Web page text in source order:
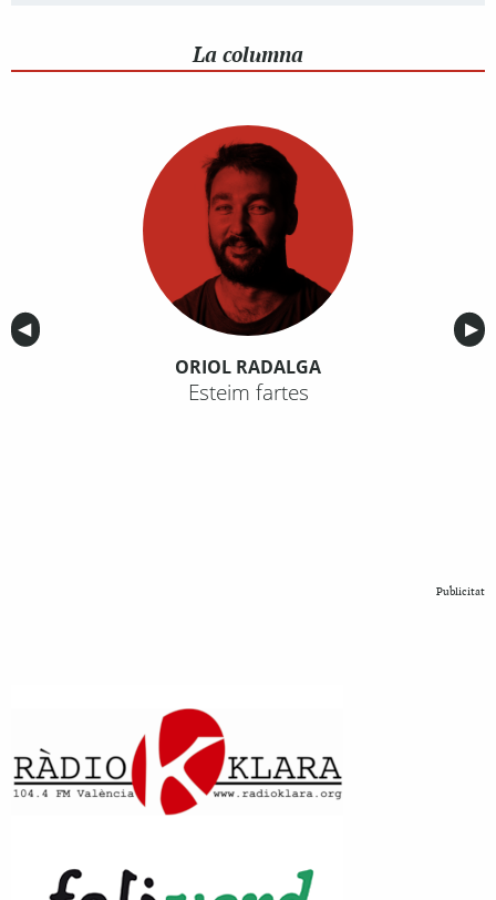
La columna
Anterior
◀︎ ▶︎
ORIOL RADALGA
Esteim fartes
Publicitat